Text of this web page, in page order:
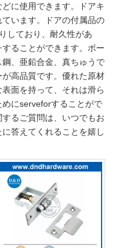
に使用できます。ドアキ
います。ドアの付属品の
しており、耐久性があ
ることができます。ボー
、亜鉛合金、真ちゅうで
高品質です。優れた原材
面を持って、それは滑ら
にserveforすることがで
るご質問は、いつでもお
答えてくれることを嬉し